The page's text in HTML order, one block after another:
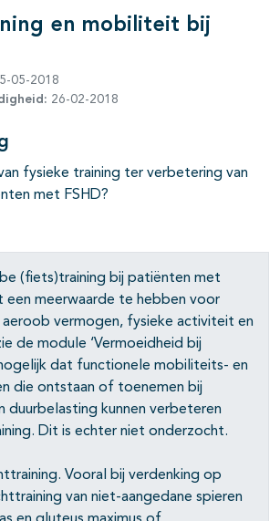
en mobiliteit bij
05-2018
26-02-2018
fysieke training ter verbetering van
met FSHD?
(fiets)training bij patiënten met
een meerwaarde te hebben voor
vermogen, fysieke activiteit en
de module ‘Vermoeidheid bij
dat functionele mobiliteits- en
die ontstaan of toenemen bij
duurbelasting kunnen verbeteren
Dit is echter niet onderzocht.
Vooral bij verdenking op
van niet-aangedane spieren